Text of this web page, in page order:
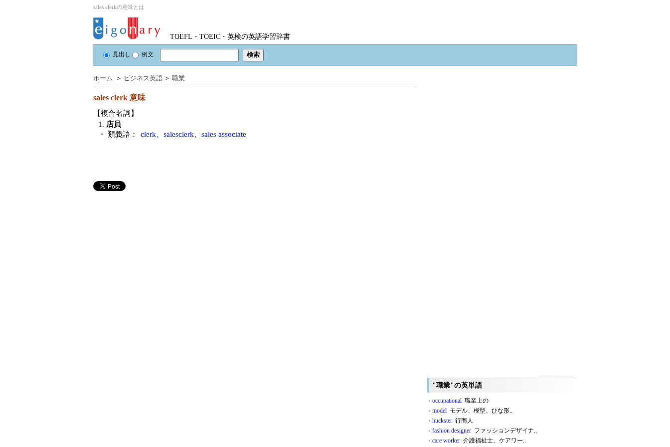
sales clerkの意味とは
TOEFL・TOEIC・英検の英語学習辞書
見出し 例文
ホーム ＞ ビジネス英語 ＞ 職業
sales clerk 意味
【複合名詞】
1. 店員
・ 類義語：
clerk salesclerk sales associate
"職業"の英単語
occupational 職業上の
model モデル、模型、ひな形..
huckster 行商人
fashion designer ファッションデザイナ..
care worker 介護福祉士、ケアワー..